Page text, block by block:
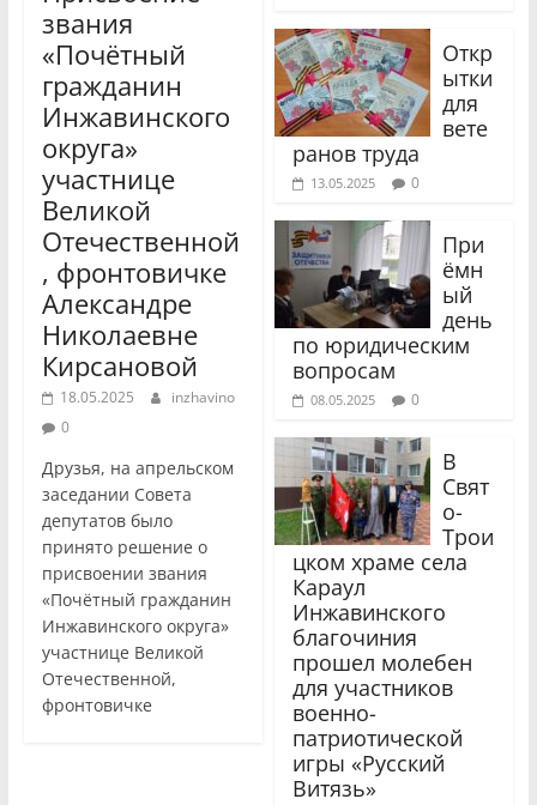
звания
«Почётный
гражданин
Инжавинского
округа»
участнице
Великой
Отечественной
, фронтовичке
Александре
Николаевне
Кирсановой
18.05.2025
inzhavino
0
Друзья, на апрельском
заседании Совета
депутатов было
принято решение о
присвоении звания
«Почётный гражданин
Инжавинского округа»
участнице Великой
Отечественной,
фронтовичке
Откр
ытки
для
вете
ранов труда
13.05.2025 0
При
ёмн
ый
день
по юридическим
вопросам
08.05.2025 0
В
Свят
о-
Трои
цком храме села
Караул
Инжавинского
благочиния
прошел молебен
для участников
военно-
патриотической
игры «Русский
Витязь»